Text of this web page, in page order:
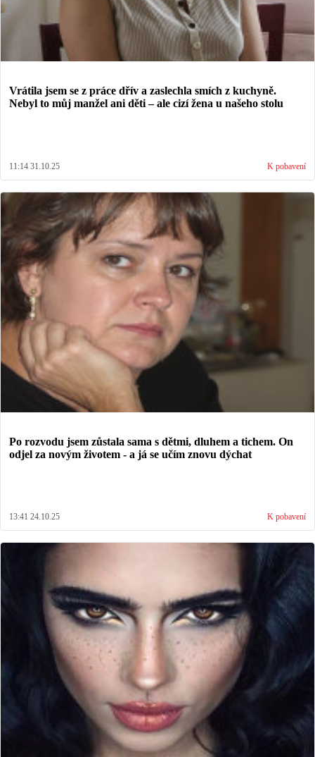
Vrátila jsem se z práce dřív a zaslechla smích z kuchyně.
Nebyl to můj manžel ani děti – ale cizí žena u našeho stolu
11:14 31.10.25 K pobavení
Po rozvodu jsem zůstala sama s dětmi, dluhem a tichem. On
odjel za novým životem - a já se učím znovu dýchat
13:41 24.10.25 K pobavení